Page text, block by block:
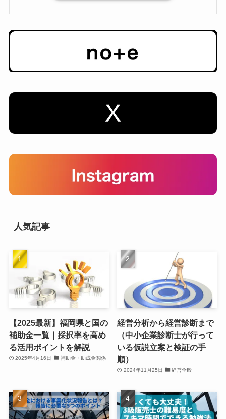
人気記事
【2025最新】福岡県と国の
補助金一覧｜採択率を高め
る活用ポイントを解説
2025年4月16日 補助金・助成金関係
経営分析から経営診断まで
（中小企業診断士が行って
いる仮説立案と検証の手
順）
2024年11月25日 経営全般